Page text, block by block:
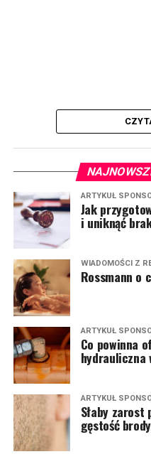
ARTYKUŁ
Jak
i uniknąć
WIADOMOŚCI Z
Rossmann o
ARTYKUŁ
Co powinna
hydrauliczna
ARTYKUŁ
Słaby
gęstość